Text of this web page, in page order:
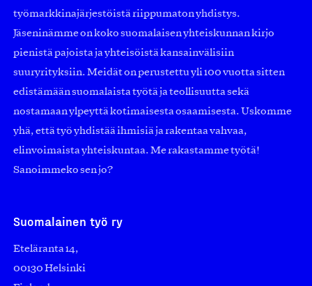
työmarkkinajärjestöistä riippumaton yhdistys.
Jäseninämme on koko suomalaisen yhteiskunnan kirjo
pienistä pajoista ja yhteisöistä kansainvälisiin
suuryrityksiin. Meidät on perustettu yli 100 vuotta sitten
edistämään suomalaista työtä ja teollisuutta sekä
nostamaan ylpeyttä kotimaisesta osaamisesta. Uskomme
yhä, että työ yhdistää ihmisiä ja rakentaa vahvaa,
elinvoimaista yhteiskuntaa. Me rakastamme työtä!
Sanoimmeko sen jo?
Suomalainen työ ry
Eteläranta 14,
00130 Helsinki